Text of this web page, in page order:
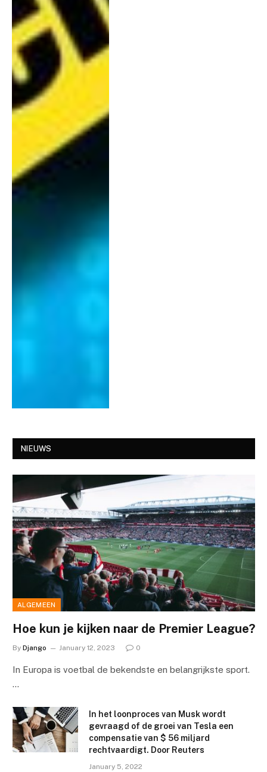
NIEUWS
ALGEMEEN
Hoe kun je kijken naar de Premier League?
By Django January 12, 2023 0
In Europa is voetbal de bekendste en belangrijkste sport.
…
In het loonproces van Musk wordt
gevraagd of de groei van Tesla een
compensatie van $ 56 miljard
rechtvaardigt. Door Reuters
January 5, 2022